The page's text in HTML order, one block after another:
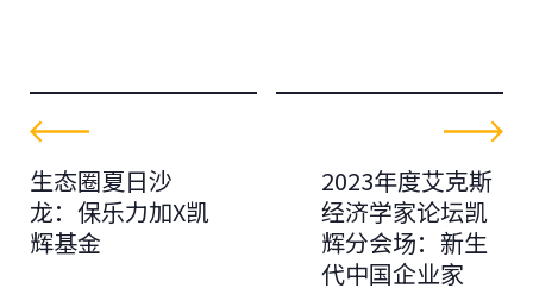
生态圈夏日沙
龙：保乐力加X凯
辉基金
2023年度艾克斯
经济学家论坛凯
辉分会场：新生
代中国企业家